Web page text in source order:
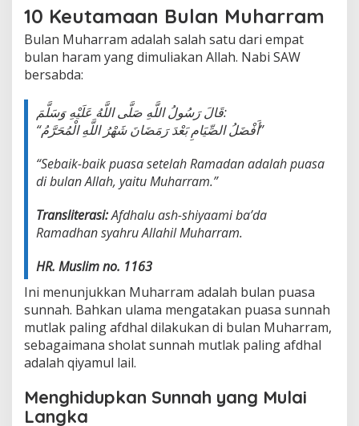
10 Keutamaan Bulan Muharram
Bulan Muharram adalah salah satu dari empat
bulan haram yang dimuliakan Allah. Nabi SAW
bersabda:
قَالَ رَسُولُ اللَّهِ صَلَّى اللَّهُ عَلَيْهِ وَسَلَّمَ:
“أَفْضَلُ الصِّيَامِ بَعْدَ رَمَضَانَ شَهْرُ اللَّهِ الْمُحَرَّمُ”
“Sebaik-baik puasa setelah Ramadan adalah puasa
di bulan Allah, yaitu Muharram.”
Transliterasi:Afdhalu ash-shiyaami ba’da
Ramadhan syahru Allahil Muharram.
HR. Muslim no. 1163
Ini menunjukkan Muharram adalah bulan puasa
sunnah. Bahkan ulama mengatakan puasa sunnah
mutlak paling afdhal dilakukan di bulan Muharram,
sebagaimana sholat sunnah mutlak paling afdhal
adalah qiyamul lail.
Menghidupkan Sunnah yang Mulai
Langka